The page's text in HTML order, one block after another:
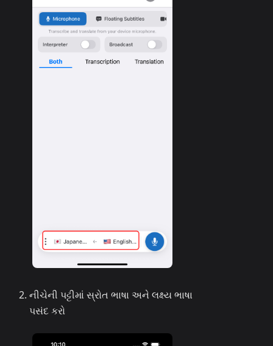
નીચેની પટ્ટીમાં સ્રોત ભાષા અને લક્ષ્ય ભાષા
પસંદ કરો